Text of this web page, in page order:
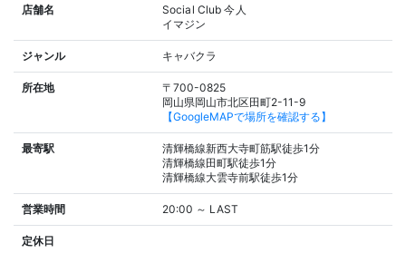
店舗名
Social Club 今人
イマジン
ジャンル キャバクラ
所在地
〒700-0825
岡山県岡山市北区田町2-11-9
【GoogleMAPで場所を確認する】
最寄駅
清輝橋線新西大寺町筋駅徒歩1分
清輝橋線田町駅徒歩1分
清輝橋線大雲寺前駅徒歩1分
営業時間 20:00 ～ LAST
定休日